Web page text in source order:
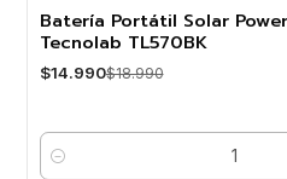
Batería Portátil Solar
Tecnolab TL570BK
$14.990$18.990
Cantidad